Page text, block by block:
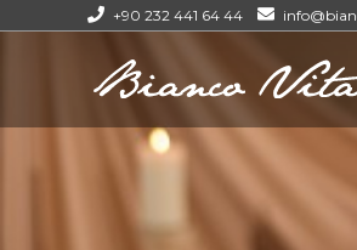
+90 232 441 64 44